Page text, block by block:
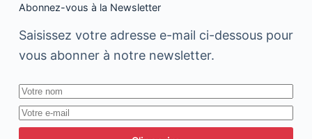
Abonnez-vous à la Newsletter
Saisissez votre adresse e-mail ci-dessous pour
vous abonner à notre newsletter.